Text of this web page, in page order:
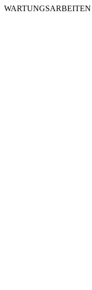
WARTUNGSARBEITEN